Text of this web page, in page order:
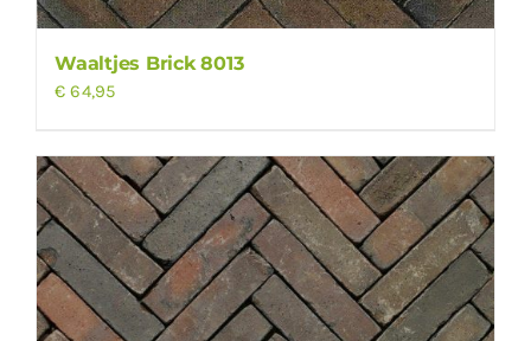
Waaltjes Brick 8013
€ 64,95